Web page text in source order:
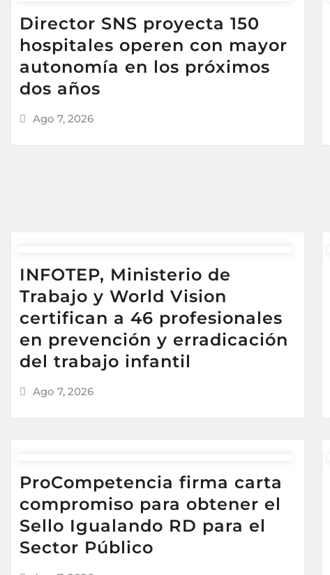
Director SNS proyecta 150
hospitales operen con mayor
autonomía en los próximos
dos años
Ago 7, 2026
INFOTEP, Ministerio de
Trabajo y World Vision
certifican a 46 profesionales
en prevención y erradicación
del trabajo infantil
Ago 7, 2026
ProCompetencia firma carta
compromiso para obtener el
Sello Igualando RD para el
Sector Público